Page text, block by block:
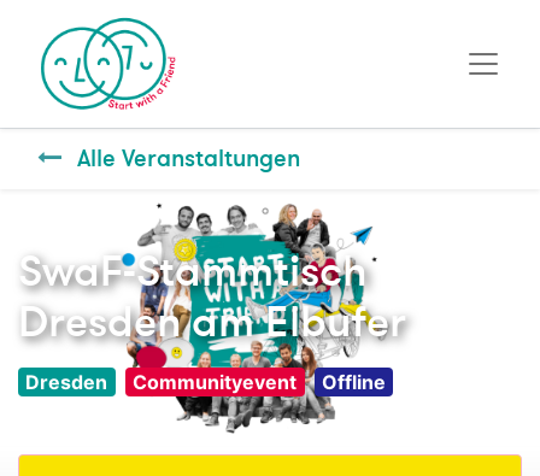
Alle Veranstaltungen
SwaF-Stammtisch
Dresden am Elbufer
Dresden Communityevent Offline